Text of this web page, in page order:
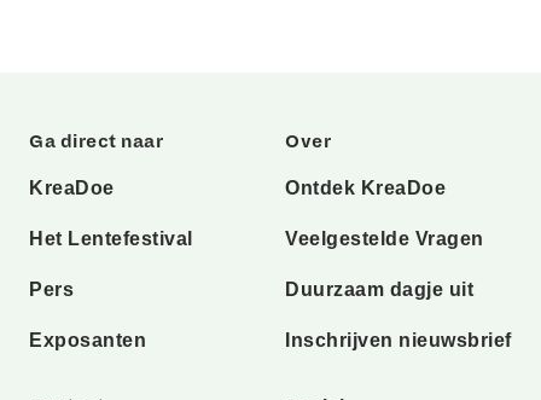
Ga direct naar
KreaDoe
Het Lentefestival
Pers
Exposanten
Over
Ontdek KreaDoe
Veelgestelde Vragen
Duurzaam dagje uit
Inschrijven nieuwsbrief